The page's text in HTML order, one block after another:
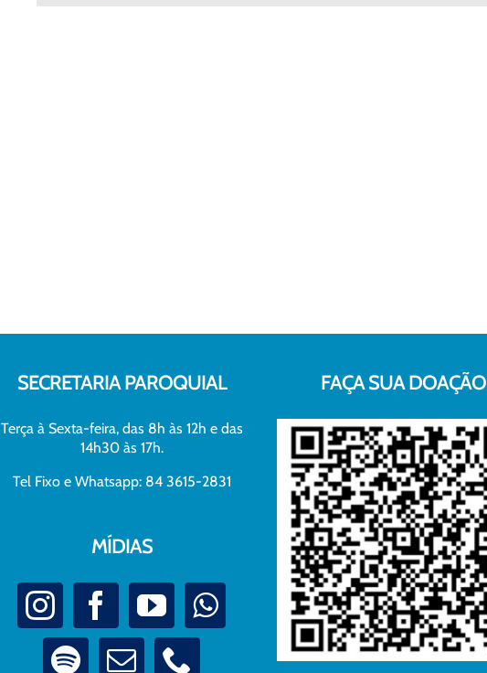
SECRETARIA PAROQUIAL
Terça à Sexta-feira, das 8h às 12h e das
14h30 às 17h.
Tel Fixo e Whatsapp: 84 3615-2831
MÍDIAS
FAÇA SUA DOAÇÃO